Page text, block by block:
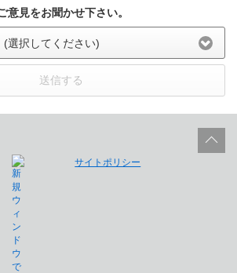
意見をお聞かせ下さい。
(選択してください)
送信する
サイトポリシー